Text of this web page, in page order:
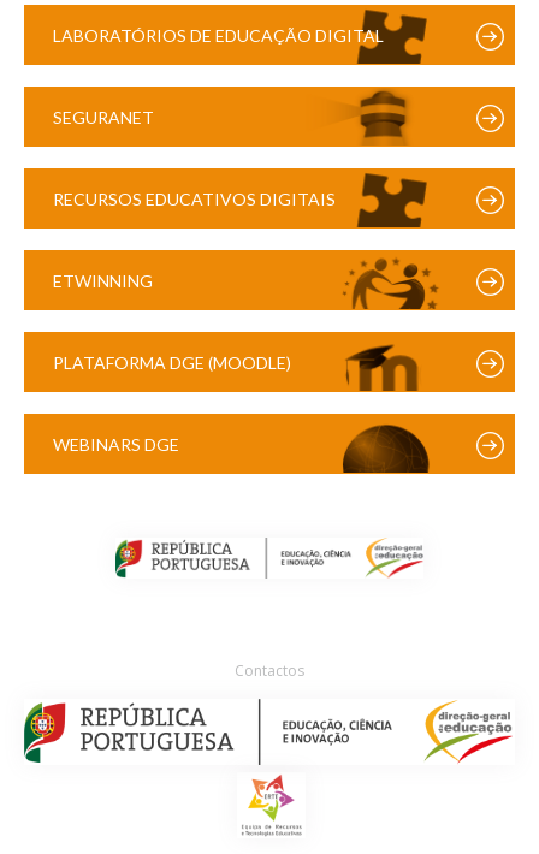
LABORATÓRIOS DE EDUCAÇÃO DIGITAL
SEGURANET
RECURSOS EDUCATIVOS DIGITAIS
ETWINNING
PLATAFORMA DGE (MOODLE)
WEBINARS DGE
Contactos